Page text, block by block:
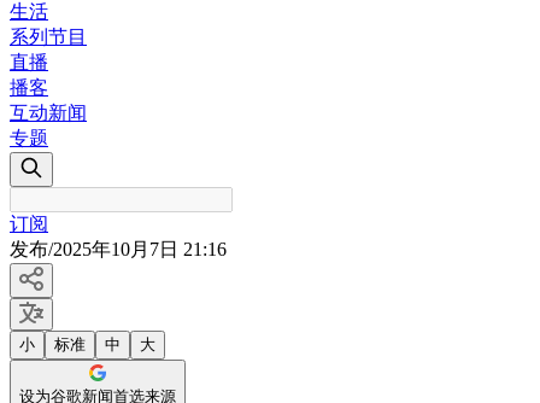
生活
系列节目
直播
播客
互动新闻
专题
订阅
发布/2025年10月7日 21:16
小 标准 中 大
设为谷歌新闻首选来源